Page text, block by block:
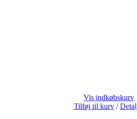
Vis indkøbskurv
Tilføj til kurv /